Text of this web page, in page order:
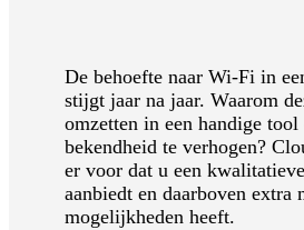
De behoefte naar Wi-Fi in
stijgt jaar na jaar. Waarom
omzetten in een handige
bekendheid te verhogen?
er voor dat u een
aanbiedt en daarboven extra
mogelijkheden heeft.